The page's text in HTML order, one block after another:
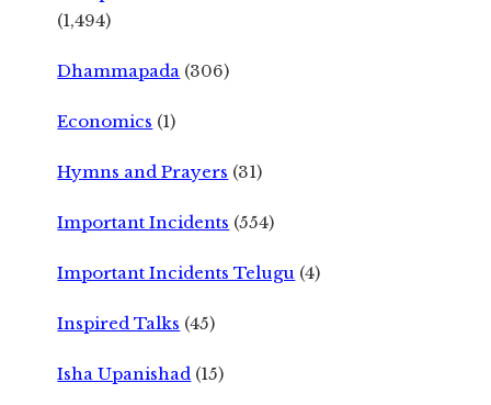
(1,494)
Dhammapada (306)
Economics (1)
Hymns and Prayers (31)
Important Incidents (554)
Important Incidents Telugu (4)
Inspired Talks (45)
Isha Upanishad (15)